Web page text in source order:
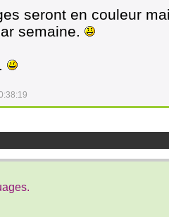
seront en couleur
semaine.